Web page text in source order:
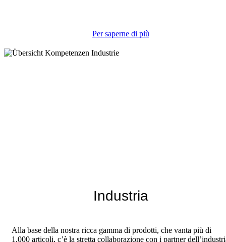
Per saperne di più
Industria
Alla base della nostra ricca gamma di prodotti, che vanta più di
1.000 articoli, c’è la stretta collaborazione con i partner